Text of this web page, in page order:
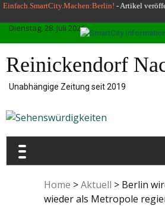
Skip
to
content
Einfach.SmartCity.Machen:Berlin! -Artikel
Dienstag, 28. Juli 2026
Reinickendorf
Unabhängige Zeitung seit 2019
Home >Aktuell > Berlin
wieder als Metropole